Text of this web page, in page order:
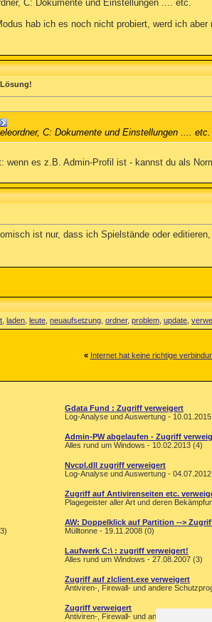
C: Dokumente und Einstellungen .... etc.
hab ich es noch nicht probiert, werd ich aber
C: Dokumente und Einstellungen .... etc.
wenn es z.B. Admin-Profil ist - kannst du als
ist nur, dass ich Spielstände oder
laden leute neuaufsetzung ordner, problem update
« Internet hat keine richtige
Gdata Fund : Zugriff verweigert
Log-Analyse und Auswertung -
Admin-PW abgelaufen - Zugriff
Alles rund um Windows - 10.02.2013 (4)
Nvcpl.dll zugriff verweigert
Log-Analyse und Auswertung -
Zugriff auf Antivirenseiten etc.
Plagegeister aller Art und deren
AW: Doppelklick auf Partition -->
Mülltonne - 19.11.2008 (0)
Laufwerk C:\ : zugriff verweigert!
Alles rund um Windows - 27.08.2007 (3)
Zugriff auf zlclient.exe verweigert
Antiviren-, Firewall- und andere
Zugriff verweigert
Antiviren-, Firewall- und andere